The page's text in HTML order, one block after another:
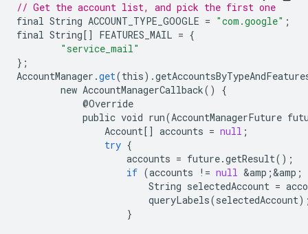
// Get the account list, and pick the first one
final String ACCOUNT_TYPE_GOOGLE = "com.google" ;
final String[] FEATURES_MAIL = {
"service_mail"
};
AccountManager .get(this).
new AccountManagerCallback()
{
@Override
public void run(AccountManagerFuture
Account[] accounts = null ;
try {
accounts = future.getResult();
if (accounts ! = null &amp ;&amp ;
String selectedAccount =
queryLabels(selectedAccount
}